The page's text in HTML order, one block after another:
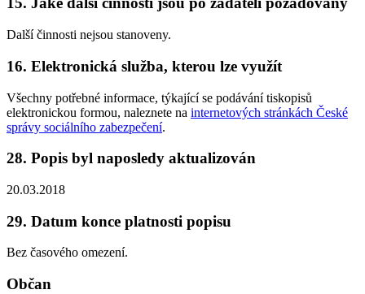
Další činnosti nejsou stanoveny.
16. Elektronická služba, kterou lze využít
Všechny potřebné informace, týkající se podávání tiskopisů
elektronickou formou, naleznete na internetových stránkách České
správy sociálního zabezpečení.
28. Popis byl naposledy aktualizován
20.03.2018
29. Datum konce platnosti popisu
Bez časového omezení.
Občan